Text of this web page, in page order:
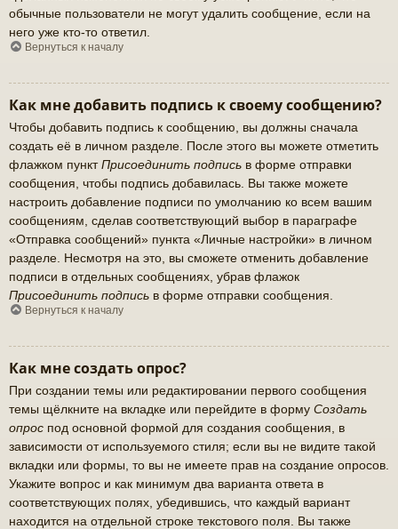
обычные пользователи не могут удалить сообщение, если на
него уже кто-то ответил.
Вернуться к началу
Как мне добавить подпись к своему сообщению?
Чтобы добавить подпись к сообщению, вы должны сначала
создать её в личном разделе. После этого вы можете отметить
флажком пунктПрисоединить подпись в форме отправки
сообщения, чтобы подпись добавилась. Вы также можете
настроить добавление подписи по умолчанию ко всем вашим
сообщениям, сделав соответствующий выбор в параграфе
«Отправка сообщений» пункта «Личные настройки» в личном
разделе. Несмотря на это, вы сможете отменить добавление
подписи в отдельных сообщениях, убрав флажок
Присоединить подпись в форме отправки сообщения.
Вернуться к началу
Как мне создать опрос?
При создании темы или редактировании первого сообщения
темы щёлкните на вкладке или перейдите в форму Создать
опрос под основной формой для создания сообщения, в
зависимости от используемого стиля; если вы не видите такой
вкладки или формы, то вы не имеете прав на создание опросов.
Укажите вопрос и как минимум два варианта ответа в
соответствующих полях, убедившись, что каждый вариант
находится на отдельной строке текстового поля. Вы также